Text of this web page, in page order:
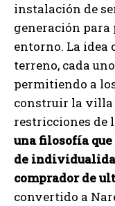
instalación de
generación para
entorno. La idea
terreno, cada
permitiendo a
construir la villa
restricciones de
una filosofía
de
comprador de
convertido a